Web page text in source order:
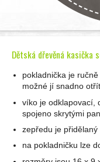
Dětská dřevěná kasička
pokladnička je
možné jí snadno otřít
víko je odklapovací,
spojeno skrytými
zepředu je
na pokladničku lze